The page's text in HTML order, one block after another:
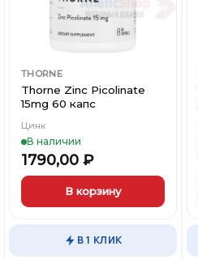
THORNE
Thorne Zinc Picolinate
15mg 60 капс
Цинк
В наличии
1790,00 ₽
В корзину
В 1 КЛИК